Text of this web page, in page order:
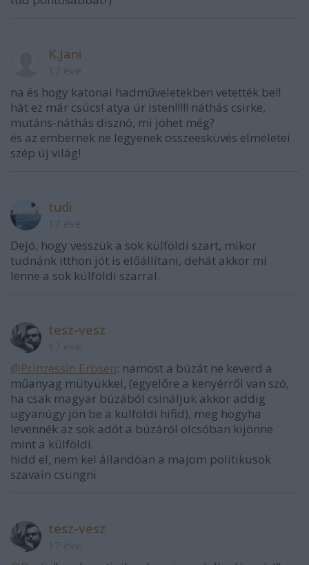
K.Jani
na és hogy katonai hadműveletekben vetették be!!
hát ez már csúcs! atya úr isten!!!!! náthás csirke,
mutáns-náthás disznó, mi jöhet még?
és az embernek ne legyenek összeesküvés elméletei
szép új világ!
tudi
Dejó, hogy vesszük a sok külföldi szart, mikor
tudnánk itthon jót is előállítani, dehát akkor mi
lenne a sok külföldi szarral.
tesz-vesz
@Prinzessin Erbsen: namost a búzát ne keverd a
műanyag mütyükkel, (egyelőre a kenyérről van szó,
ha csak magyar búzából csináljuk akkor addig
ugyanúgy jön be a külföldi hifid), meg hogyha
levennék az sok adót a búzáról olcsóban kijönne
mint a külföldi.
hidd el, nem kel állandóan a majom politikusok
szavain csüngni
tesz-vesz